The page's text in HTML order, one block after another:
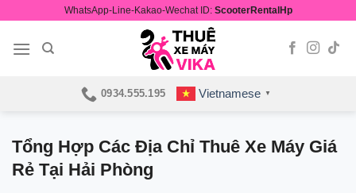
content
WhatsApp-Line-Kakao-Wechat ID: ScooterRentalHp
0934.555.195 Vietnamese ▼
Tổng Hợp Các Địa Chỉ Thuê Xe Máy Giá
Rẻ Tại Hải Phòng